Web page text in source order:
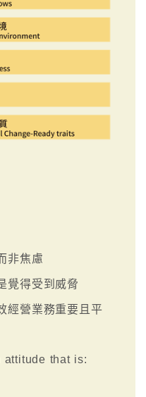
非焦慮
覺得受到威脅
經營業務重要且平
attitude that is: